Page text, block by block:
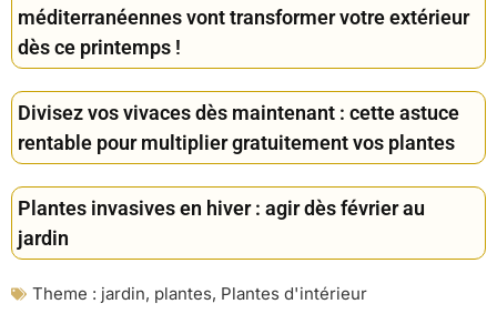
méditerranéennes vont transformer votre extérieur
dès ce printemps !
Divisez vos vivaces dès maintenant : cette astuce
rentable pour multiplier gratuitement vos plantes
Plantes invasives en hiver : agir dès février au
jardin
Theme : jardin, plantes, Plantes d'intérieur